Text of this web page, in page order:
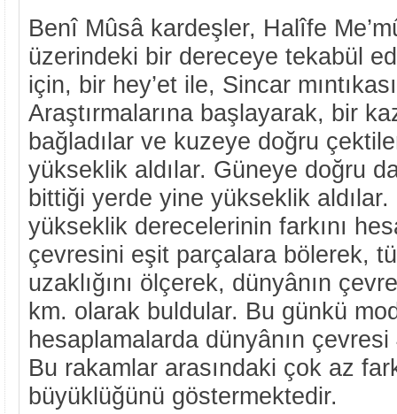
Benî Mûsâ kardeşler, Halîfe
üzerindeki bir dereceye tekabül
için, bir hey’et ile, Sincar
Araştırmalarına başlayarak, bir
bağladılar ve kuzeye doğru
yükseklik aldılar. Güneye doğru
bittiği yerde yine yükseklik
yükseklik derecelerinin farkını
çevresini eşit parçalara bölerek,
uzaklığını ölçerek, dünyânın
km. olarak buldular. Bu günkü
hesaplamalarda dünyânın
Bu rakamlar arasındaki çok az
büyüklüğünü göstermektedir.